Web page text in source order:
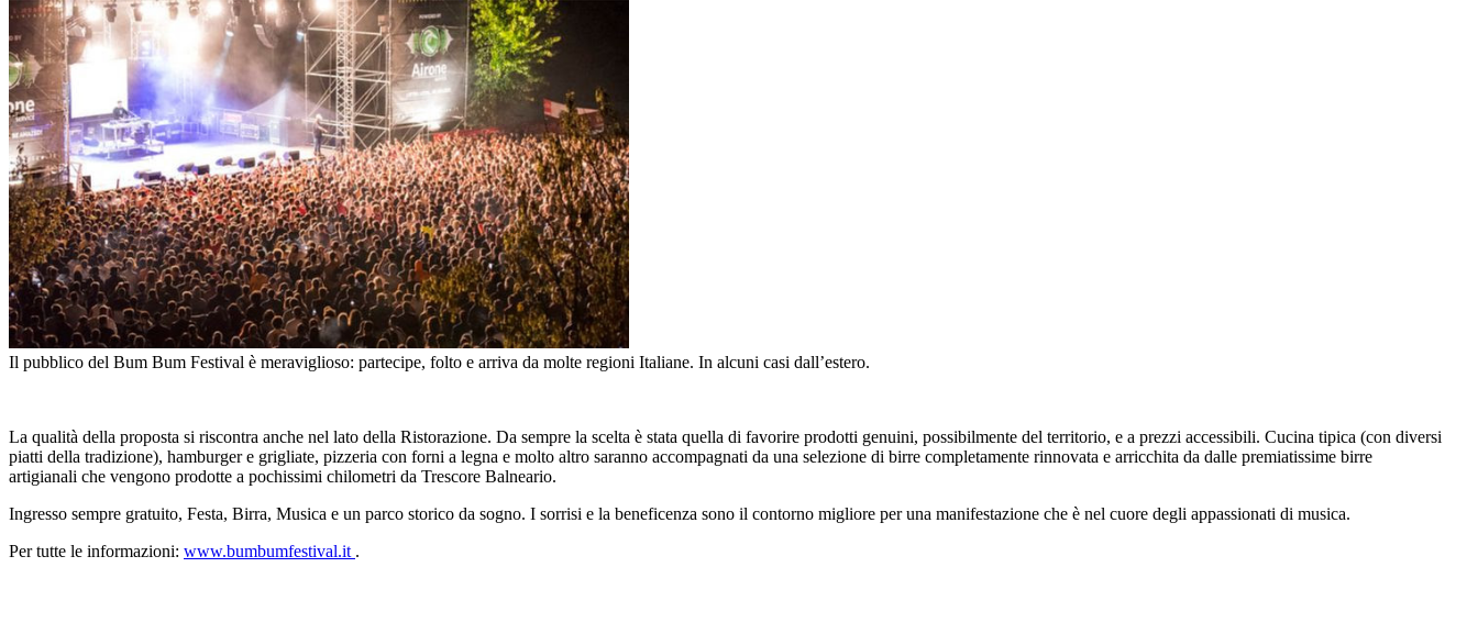
Il pubblico del Bum Bum Festival è meraviglioso: partecipe, folto e arriva da molte regioni Italiane. In alcuni casi dall’estero.
La qualità della proposta si riscontra anche nel lato della Ristorazione. Da sempre la scelta è stata quella di favorire prodotti genuini, possibilmente del territorio, e a prezzi accessibili. Cucina tipica (con diversi
piatti della tradizione), hamburger e grigliate, pizzeria con forni a legna e molto altro saranno accompagnati da una selezione di birre completamente rinnovata e arricchita da dalle premiatissime birre
artigianali che vengono prodotte a pochissimi chilometri da Trescore Balneario.
Ingresso sempre gratuito, Festa, Birra, Musica e un parco storico da sogno. I sorrisi e la beneficenza sono il contorno migliore per una manifestazione che è nel cuore degli appassionati di musica.
Per tutte le informazioni: www.bumbumfestival.it .